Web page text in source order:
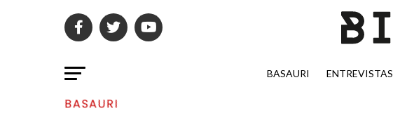
BASAURI ENTREVISTAS
BASAURI